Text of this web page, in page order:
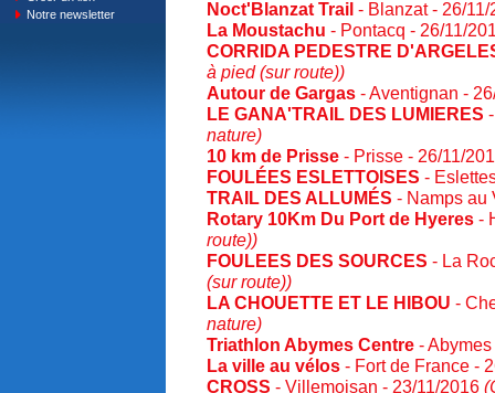
Notre newsletter
Noct'Blanzat Trail - Blanzat - 26/
La Moustachu - Pontacq - 26/11/
CORRIDA PEDESTRE
à pied (sur route))
Autour de Gargas - Aventignan -
LE GANA'TRAIL DES LUMIERES
nature)
10 km de Prisse - Prisse - 26/11/
FOULÉES ESLETTOISES -
TRAIL DES ALLUMÉS - Namps au
Rotary 10Km Du Port de Hyeres -
route))
FOULEES DES SOURCES - La
(sur route))
LA CHOUETTE ET LE HIBOU -
nature)
Triathlon Abymes Centre -
La ville au vélos - Fort de France -
CROSS - Villemoisan - 23/11/2016